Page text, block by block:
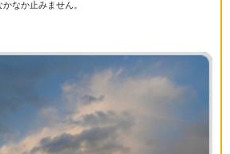
なか止みません。